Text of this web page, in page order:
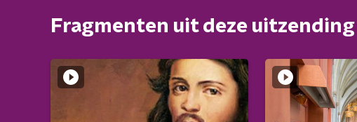
Fragmenten uit deze uitzending